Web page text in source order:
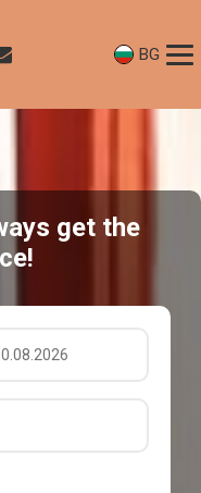
BG
get the